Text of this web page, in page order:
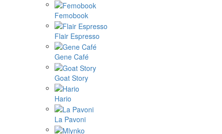
Femobook
Flair Espresso
Gene Café
Goat Story
Hario
La Pavoni